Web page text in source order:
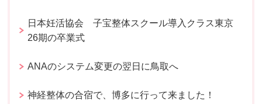
日本妊活協会 子宝整体スクール導入クラス東京
26期の卒業式
ANAのシステム変更の翌日に鳥取へ
神経整体の合宿で、博多に行って来ました！